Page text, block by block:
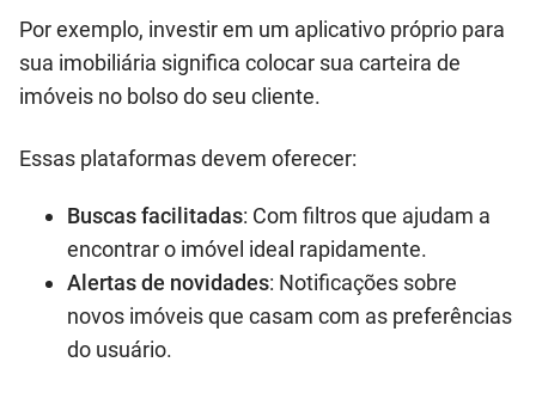
Por exemplo, investir em um aplicativo próprio para
sua imobiliária significa colocar sua carteira de
imóveis no bolso do seu cliente.
Essas plataformas devem oferecer:
Buscas facilitadas: Com filtros que ajudam a
encontrar o imóvel ideal rapidamente.
Alertas de novidades: Notificações sobre
novos imóveis que casam com as preferências
do usuário.